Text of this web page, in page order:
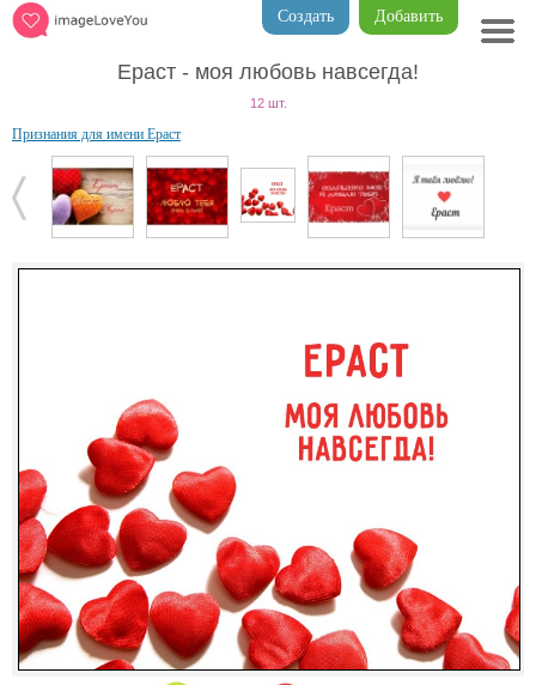
Добавить
Создать
Ераст - моя любовь навсегда!
12 шт.
Признания для имени Ераст